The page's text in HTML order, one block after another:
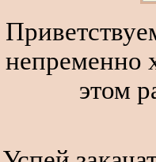
непременно
этом